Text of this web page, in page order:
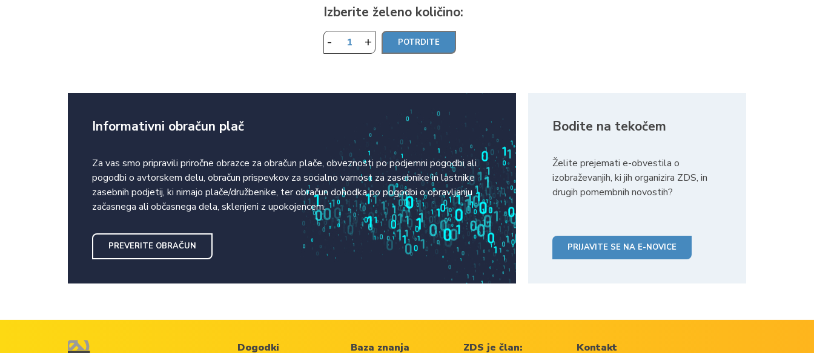
Izberite želeno količino:
- +
Informativni obračun plač
Za vas smo pripravili priročne obrazce za obračun plače, obveznosti po podjemni pogodbi ali
pogodbi o avtorskem delu, obračun prispevkov za socialno varnost za zasebnike in lastnike
zasebnih podjetij, ki nimajo plače/družbenike, ter obračun dohodka po pogodbi o opravljanju
začasnega ali občasnega dela, sklenjeni z upokojencem.
PREVERITE OBRAČUN
Bodite na tekočem
Želite prejemati e-obvestila o
izobraževanjih, ki jih organizira ZDS, in
drugih pomembnih novostih?
PRIJAVITE SE NA E-NOVICE
Dogodki Baza znanja ZDS je član: Kontakt